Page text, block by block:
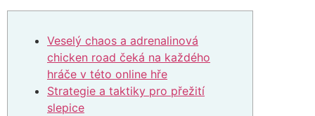
Veselý chaos a adrenalinová
chicken road čeká na každého
hráče v této online hře
Strategie a taktiky pro přežití
slepice